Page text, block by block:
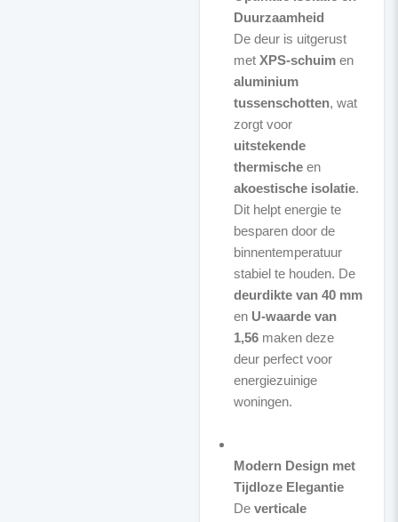
Duurzaamheid
De deur is uitgerust
met XPS-schuimen
aluminium
tussenschotten, wat
zorgt voor
uitstekende
thermischeen
akoestische isolatie.
Dit helpt energie te
besparen door de
binnentemperatuur
stabiel te houden. De
deurdikte van 40 mm
en U-waarde van
1,56maken deze
deur perfect voor
energiezuinige
woningen.
Modern Design met
Tijdloze Elegantie
De verticale